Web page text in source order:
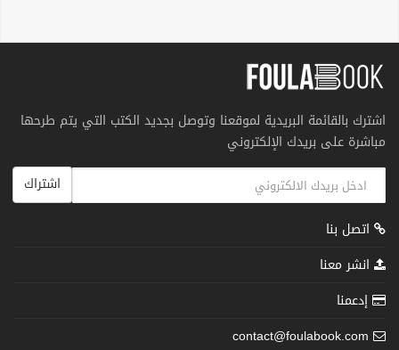
اشترك بالقائمة البريدية لموقعنا وتوصل بجديد الكتب التي يتم طرحها
مباشرة على بريدك الإلكتروني
اشتراك
اتصل بنا
انشر معنا
إدعمنا
contact@foulabook.com